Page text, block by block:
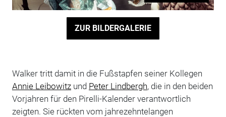
ZUR BILDERGALERIE
Walker tritt damit in die Fußstapfen seiner Kollegen
Annie Leibowitzund Peter Lindbergh, die in den beiden
Vorjahren für den Pirelli-Kalender verantwortlich
zeigten. Sie rückten vom jahrezehntelangen